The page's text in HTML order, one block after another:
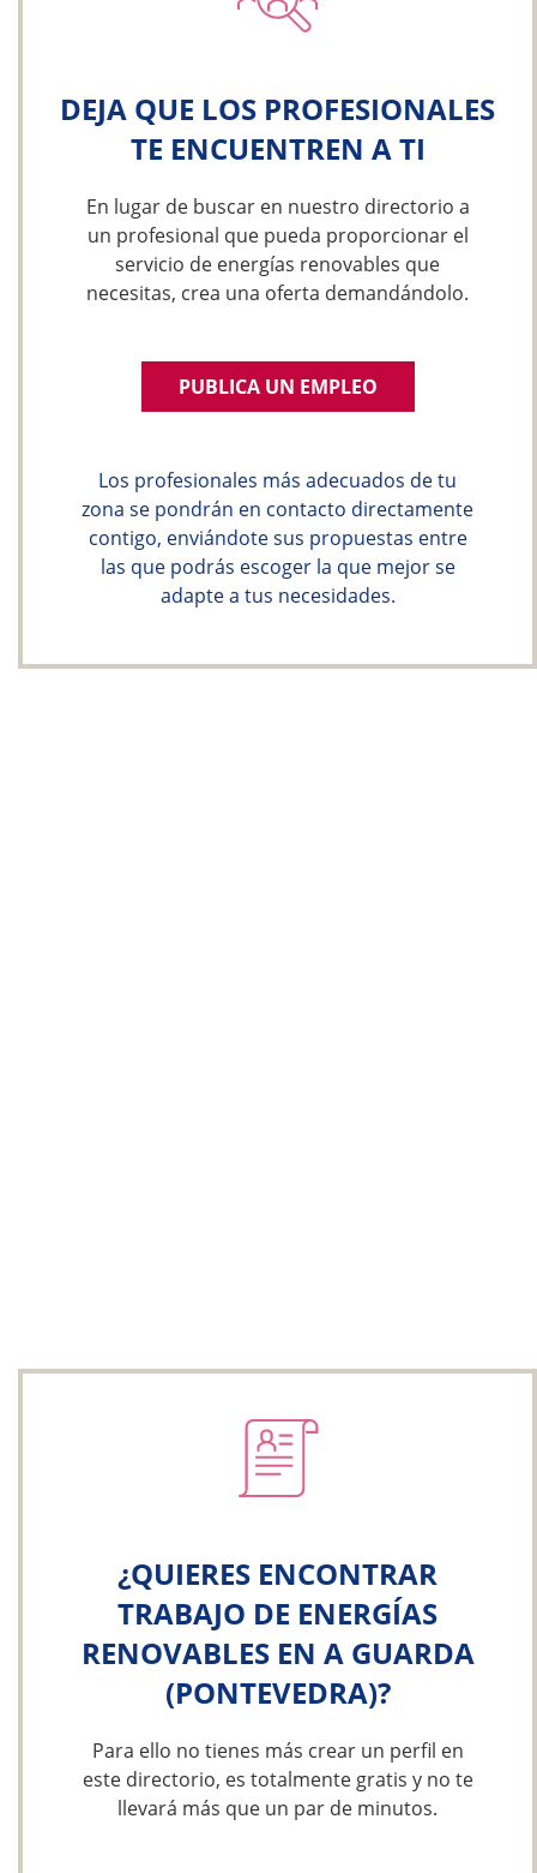
DEJA QUE LOS PROFESIONALES
TE ENCUENTREN A TI
En lugar de buscar en nuestro directorio a
un profesional que pueda proporcionar el
servicio de energías renovables que
necesitas, crea una oferta demandándolo.
PUBLICA UN EMPLEO
Los profesionales más adecuados de tu
zona se pondrán en contacto directamente
contigo, enviándote sus propuestas entre
las que podrás escoger la que mejor se
adapte a tus necesidades.
¿QUIERES ENCONTRAR
TRABAJO DE ENERGÍAS
RENOVABLES EN A GUARDA
(PONTEVEDRA)?
Para ello no tienes más crear un perfil en
este directorio, es totalmente gratis y no te
llevará más que un par de minutos.